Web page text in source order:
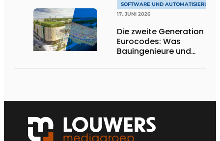
SOFTWARE UND AUTOMATISIERUNG
17. JUNI 2026
Die zweite Generation der
Eurocodes: Was
Bauingenieure und